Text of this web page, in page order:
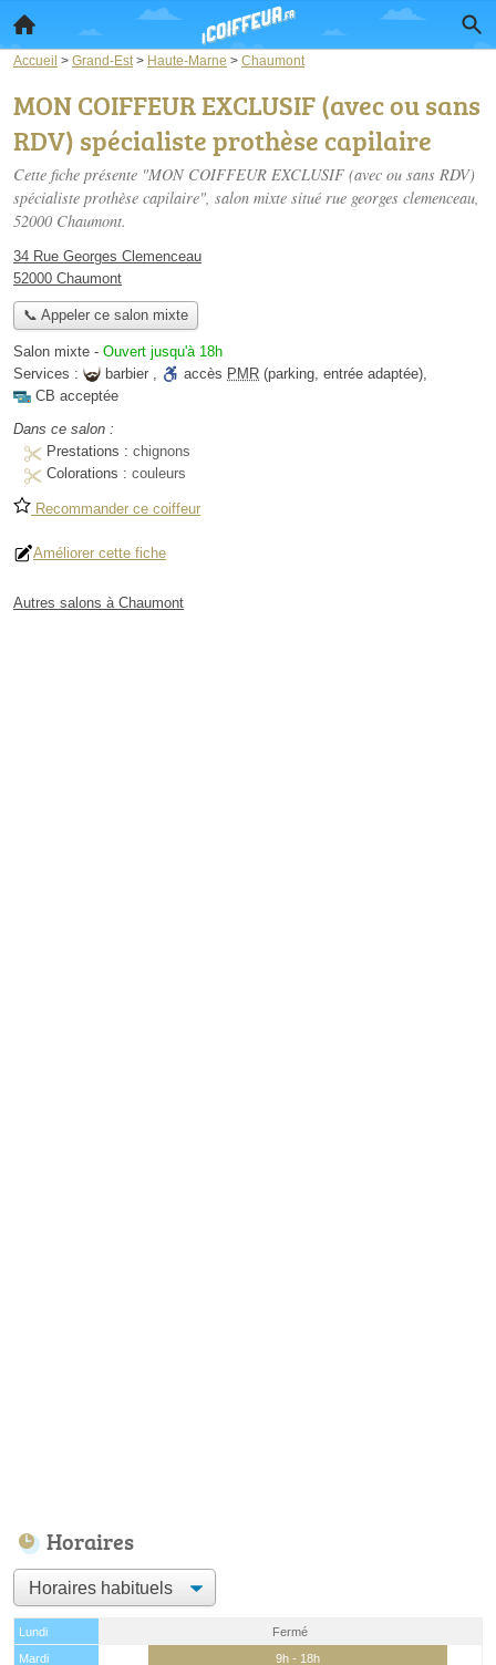
Accueil > Grand-Est > Haute-Marne > Chaumont
MON COIFFEUR EXCLUSIF (avec ou sans
RDV) spécialiste prothèse capilaire
Cette fiche présente "MON COIFFEUR EXCLUSIF (avec ou sans RDV)
spécialiste prothèse capilaire", salon mixte situé rue georges clemenceau,
52000 Chaumont.
34 Rue Georges Clemenceau
52000 Chaumont
📞 Appeler ce salon mixte
Salon mixte - Ouvert jusqu'à 18h
Services :
barbier , accès PMR (parking, entrée adaptée),
CB acceptée
Dans ce salon :
Prestations : chignons
Colorations : couleurs
Recommander ce coiffeur
Améliorer cette fiche
Autres salons à Chaumont
Horaires
Lundi
Fermé
Mardi
9h - 18h